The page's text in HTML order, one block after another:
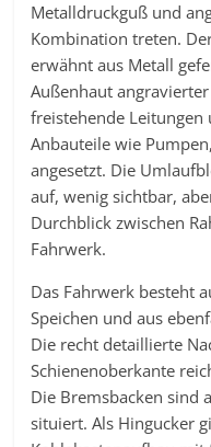
Metalldruckguß und
Kombination treten.
erwähnt aus Metall
Außenhaut
freistehende Leitungen
Anbauteile wie
angesetzt. Die
auf, wenig sichtbar,
Durchblick zwischen
Fahrwerk.
Das Fahrwerk besteht
Speichen und aus
Die recht detaillierte
Schienenoberkante
Die Bremsbacken sind
situiert. Als Hingucker